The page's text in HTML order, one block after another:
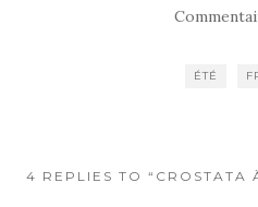
k
ÉTÉ
4 REPLIES TO “CROSTATA